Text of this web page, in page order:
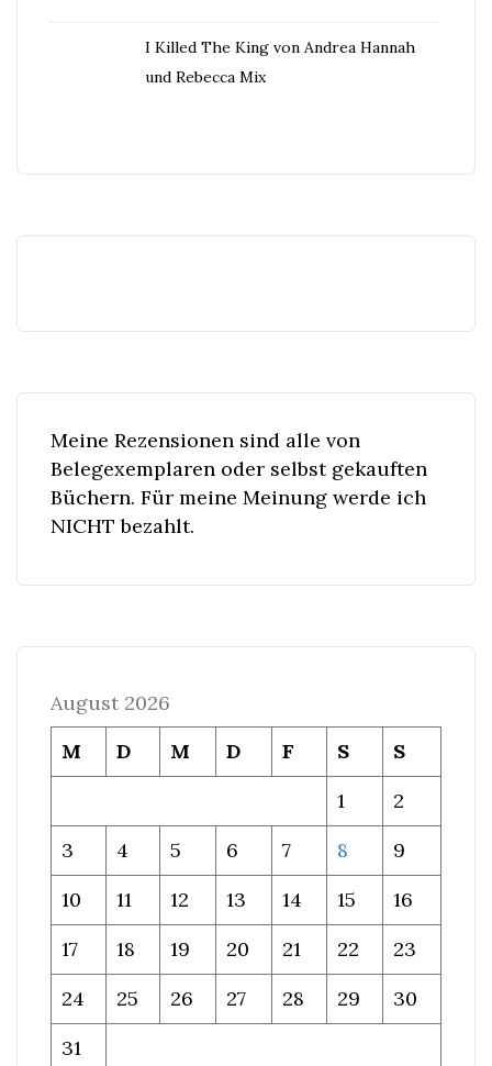
I Killed The King von Andrea Hannah
und Rebecca Mix
Meine Rezensionen sind alle von
Belegexemplaren oder selbst gekauften
Büchern. Für meine Meinung werde ich
NICHT bezahlt.
August 2026
M
D M D F S
S
1
2
3
4 5 6 7 8
9
10
11 12 13 14 15
16
17
18 19 20 21 22
23
24
25 26 27 28 29
30
31